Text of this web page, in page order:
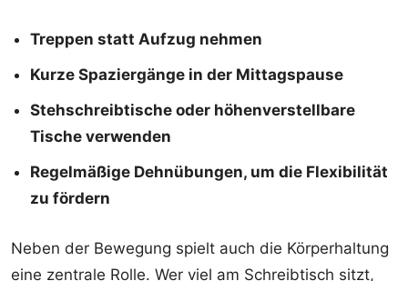
Treppen statt Aufzug nehmen
Kurze Spaziergänge in der Mittagspause
Stehschreibtische oder höhenverstellbare
Tische verwenden
Regelmäßige Dehnübungen, um die Flexibilität
zu fördern
Neben der Bewegung spielt auch die Körperhaltung
eine zentrale Rolle. Wer viel am Schreibtisch sitzt,